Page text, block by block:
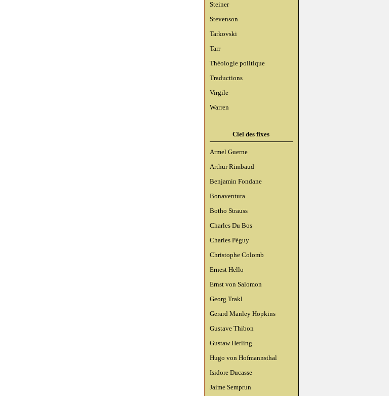
Steiner
Stevenson
Tarkovski
Tarr
Théologie politique
Traductions
Virgile
Warren
Ciel des fixes
Armel Guerne
Arthur Rimbaud
Benjamin Fondane
Bonaventura
Botho Strauss
Charles Du Bos
Charles Péguy
Christophe Colomb
Ernest Hello
Ernst von Salomon
Georg Trakl
Gerard Manley Hopkins
Gustave Thibon
Gustaw Herling
Hugo von Hofmannsthal
Isidore Ducasse
Jaime Semprun